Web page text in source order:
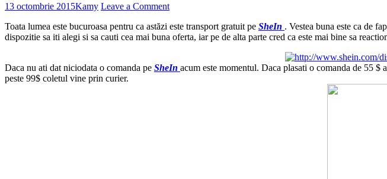
13 octombrie 2015Kamy Leave a Comment
Toata lumea este bucuroasa pentru ca astăzi este transport gratuit pe SheIn . Vestea buna este ca de
dispozitie sa iti alegi si sa cauti cea mai buna oferta, iar pe de alta parte cred ca este mai bine sa
Daca nu ati dat niciodata o comanda pe SheIn acum este momentul. Daca plasati o comanda de 55 $
peste 99$ coletul vine prin curier.